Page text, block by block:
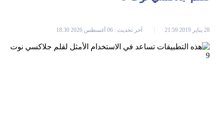
28 يناير 2019 21:59 آخر تحديث : 06 أغسطس 2026 18:30